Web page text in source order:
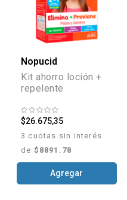
Nopucid
Kit ahorro loción +
repelente
$26.675,35
3 cuotas sin interés
de $8891.78
Agregar